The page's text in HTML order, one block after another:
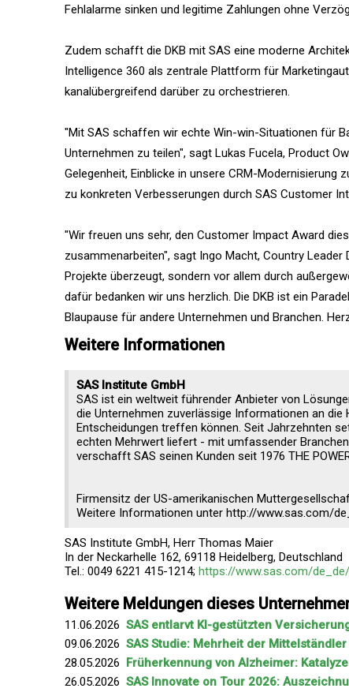
Fehlalarme sinken und legitime Zahlungen ohne
Zudem schafft die DKB mit SAS eine moderne
Intelligence 360 als zentrale Plattform für
kanalübergreifend darüber zu orchestrieren.
"Mit SAS schaffen wir echte Win-win-Situationen für
Unternehmen zu teilen", sagt Lukas Fucela, Product
Gelegenheit, Einblicke in unsere CRM-
zu konkreten Verbesserungen durch SAS Customer
"Wir freuen uns sehr, den Customer Impact Award
zusammenarbeiten", sagt Ingo Macht, Country Leader
Projekte überzeugt, sondern vor allem durch
dafür bedanken wir uns herzlich. Die DKB ist ein
Blaupause für andere Unternehmen und Branchen.
Weitere Informationen
SAS Institute GmbH
SAS ist ein weltweit führender Anbieter von
die Unternehmen zuverlässige Informationen an die
Entscheidungen treffen können. Seit Jahrzehnten
echten Mehrwert liefert - mit umfassender
verschafft SAS seinen Kunden seit 1976 THE
Firmensitz der US-amerikanischen
Weitere Informationen unter http://www.sas.com/
SAS Institute GmbH, Herr Thomas Maier
In der Neckarhelle 162, 69118 Heidelberg, Deutschland
Tel.: 0049 6221 415-1214; https://www.sas.com/
Weitere Meldungen dieses
11.06.2026 SAS entlarvt KI-gestützten
09.06.2026 SAS Studie: Mehrheit der
28.05.2026 Früherkennung von Alzheimer:
26.05.2026 SAS Innovate on Tour 2026: